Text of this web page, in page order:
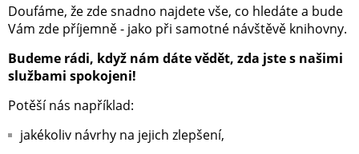
Doufáme, že zde snadno najdete vše, co hledáte a bude
Vám zde příjemně - jako při samotné návštěvě knihovny.
Budeme rádi, když nám dáte vědět, zda jste s našimi
službami spokojeni!
Potěší nás například:
jakékoliv návrhy na jejich zlepšení,